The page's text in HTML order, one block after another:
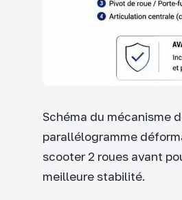
Schéma du mécanisme
parallélogramme
scooter 2 roues avant
meilleure stabilité.